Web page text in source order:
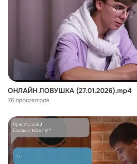
ОНЛАЙН ЛОВУШКА (27.01.2026).mp4
76 просмотров